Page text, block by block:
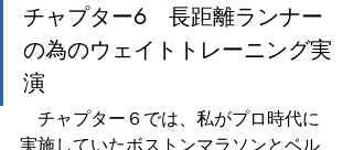
チャプター6　長距離ランナー
の為のウェイトトレーニング実
演
チャプター６では、私がプロ時代に
実施していたボストンマラソンとベル